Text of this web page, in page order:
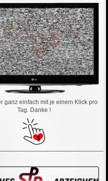
ganz einfach mit je einem Klick pro
Tag. Danke !